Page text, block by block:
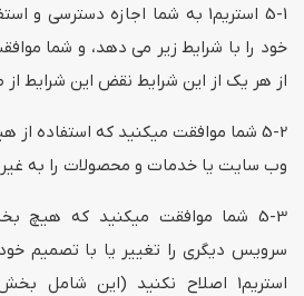
5-1 استریم1 به شما اجازه
خود را با شرایط زیر می دهد، و شما
از هر یک از این شرایط نقض این شرایط
5-2 شما موافقت میکنید که استفاده
وب سایت یا خدمات و محصولات را به غیر
5-3 شما موافقت میکنید که
سرویس دیگری را تغییر یا با تصمیم
استریم1 اصلاح نکنید (این